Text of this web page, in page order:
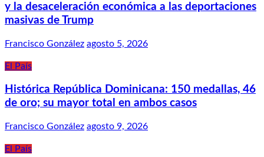
y la desaceleración económica a las deportaciones
masivas de Trump
Francisco González agosto 5, 2026
El País
Histórica República Dominicana: 150 medallas, 46
de oro; su mayor total en ambos casos
Francisco González agosto 9, 2026
El País